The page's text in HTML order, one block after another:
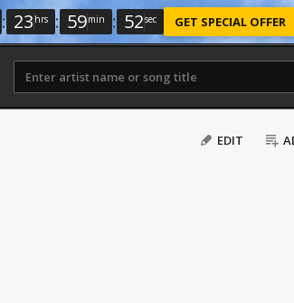
: 23 hrs : 59min : 51sec GET SPECIAL OFFER
EDIT